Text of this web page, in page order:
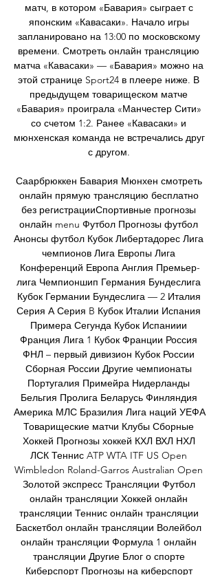
матч, в котором «Бавария» сыграет с
японским «Кавасаки». Начало игры
запланировано на 13:00 по московскому
времени. Смотреть онлайн трансляцию
матча «Кавасаки» — «Бавария» можно на
этой странице Sport24 в плеере ниже. В
предыдущем товарищеском матче
«Бавария» проиграла «Манчестер Сити»
со счетом 1:2. Ранее «Кавасаки» и
мюнхенская команда не встречались друг
с другом.
Саарбрюккен Бавария Мюнхен смотреть
онлайн прямую трансляцию бесплатно
без регистрацииСпортивные прогнозы
онлайн menu Футбол Прогнозы футбол
Анонсы футбол Кубок Либертадорес Лига
чемпионов Лига Европы Лига
Конференций Европа Англия Премьер-
лига Чемпионшип Германия Бундеслига
Кубок Германии Бундеслига — 2 Италия
Серия А Серия B Кубок Италии Испания
Примера Сегунда Кубок Испаниии
Франция Лига 1 Кубок Франции Россия
ФНЛ – первый дивизион Кубок России
Сборная России Другие чемпионаты
Португалия Примейра Нидерланды
Бельгия Пролига Беларусь Финляндия
Америка МЛС Бразилия Лига наций УЕФА
Товарищеские матчи Клубы Сборные
Хоккей Прогнозы хоккей КХЛ ВХЛ НХЛ
ЛСК Теннис ATP WTA ITF US Open
Wimbledon Roland-Garros Australian Open
Золотой экспресс Трансляции Футбол
онлайн трансляции Хоккей онлайн
трансляции Теннис онлайн трансляции
Баскетбол онлайн трансляции Волейбол
онлайн трансляции Формула 1 онлайн
трансляции Другие Блог о спорте
Киберспорт Прогнозы на киберспорт